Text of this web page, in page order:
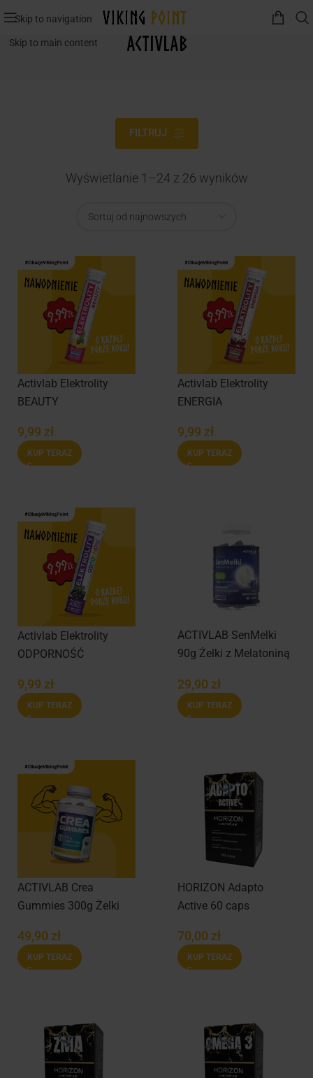
Skip to navigation
Skip to main content ActivLab
FILTRUJ
Wyświetlanie 1–24 z 26 wyników
Activlab Elektrolity
BEAUTY
9,99 zł
KUP TERAZ
Activlab Elektrolity
ENERGIA
9,99 zł
KUP TERAZ
Activlab Elektrolity
ODPORNOŚĆ
9,99 zł
KUP TERAZ
ACTIVLAB SenMelki
90g Żelki z Melatoniną
29,90 zł
KUP TERAZ
ACTIVLAB Crea
Gummies 300g Żelki
49,90 zł
KUP TERAZ
HORIZON Adapto
Active 60 caps
70,00 zł
KUP TERAZ